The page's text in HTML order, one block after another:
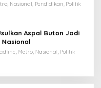
Nasional, Pendidikan, Politik
Aspal Buton Jadi
Metro, Nasional, Politik